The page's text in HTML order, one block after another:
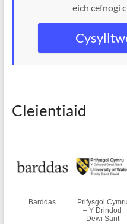
eich cefnogi
Cleientiaid
Barddas
Prifysgol Cymru
– Y Drindod
Dewi Sant